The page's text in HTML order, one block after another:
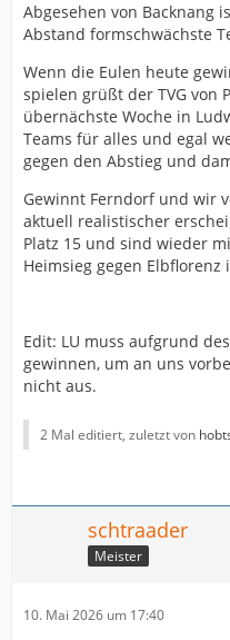
der Trainer. Und die
einen Trainer suchen,
deren Führungs-
Und letztendlich besteht
immer eine
macht. Man stelle sich
wie Trump ist.
Und man stelle sich vor,
gar nichtstörenwollten,
erkannt haben, daß sich
Konsequenzen ziehen -
Abgesehen von Backnang
Abstand formschwächste
Wenn die Eulen heute
spielen grüßt der TVG von
übernächste Woche in
Teams für alles und egal
gegen den Abstieg und
Gewinnt Ferndorf und wir
aktuell realistischer
Platz 15 und sind wieder
Heimsieg gegen
Edit: LU muss aufgrund
gewinnen, um an uns
nicht aus.
2 Mal editiert, zuletzt von
schtraader
Meister
10. Mai 2026 um 17:40